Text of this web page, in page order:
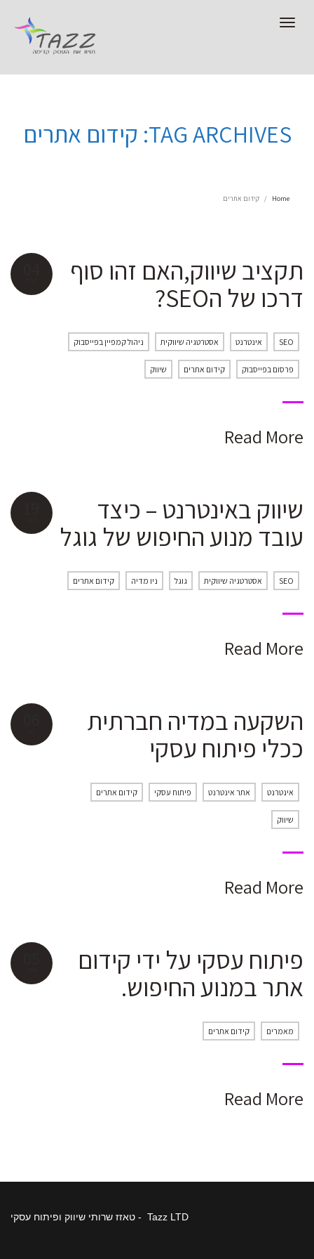
Toggle
TAG ARCHIVES: קידום אתרים
Home קידום אתרים
תקציב שיווק,האם זהו סוף
דרכו של הSEO?
SEO אינטרנט אסטרטגיה שיווקית ניהול קמפיין בפייסבוק
פרסום בפייסבוק קידום אתרים שיווק
Read More
שיווק באינטרנט – כיצד
עובד מנוע החיפוש של גוגל
SEO אסטרטגיה שיווקית גוגל ניו מדיה קידום אתרים
Read More
השקעה במדיה חברתית
ככלי פיתוח עסקי
אינטרנט אתר אינטרנט פיתוח עסקי קידום אתרים
שיווק
Read More
פיתוח עסקי על ידי קידום
אתר במנוע החיפוש.
מאמרים קידום אתרים
Read More
Tazz LTD - טאזז שרותי שיווק ופיתוח עסקי